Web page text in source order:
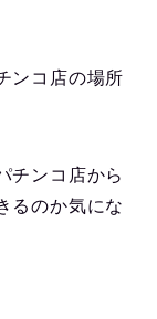
ンコ店の場所
チンコ店から
るのか気にな